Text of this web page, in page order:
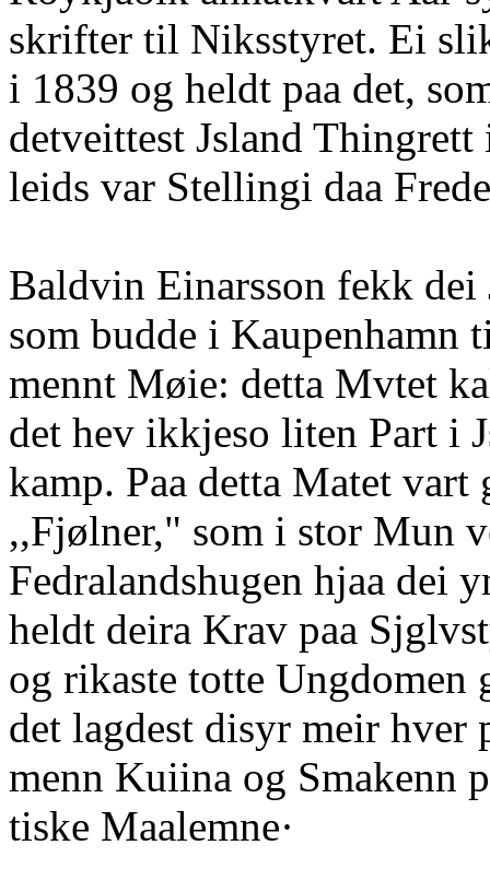
skrifter til Niksstyret. Ei
i 1839 og heldt paa det,
detveittest Jsland
leids var Stellingi daa
Baldvin Einarsson fekk dei
som budde i Kaupenhamn
mennt Møie: detta Mvtet
det hev ikkjeso liten Part i
kamp. Paa detta Matet
,,Fjølner," som i stor Mun
Fedralandshugen hjaa dei
heldt deira Krav paa
og rikaste totte
det lagdest disyr meir hver
menn Kuiina og Smakenn
tiske Maalemne·